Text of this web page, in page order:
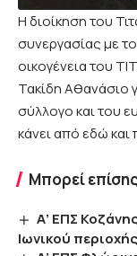
Η διοίκηση του
συνεργασίας με
οικογένεια του
Τακίδη Αθανάσιο
σύλλογο και του
κάνει από εδώ και
Μπορεί
Α’ ΕΠΣ
Ιωνικού